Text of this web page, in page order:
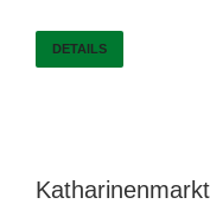
DETAILS